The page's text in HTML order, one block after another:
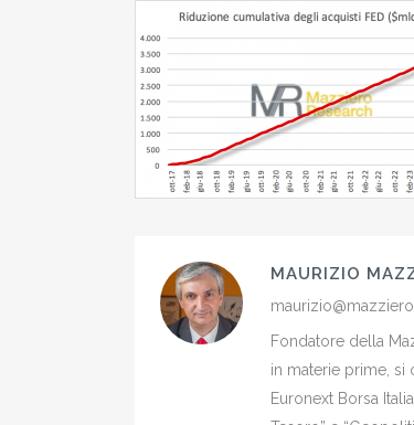
MAURIZIO
Fondatore della
in materie prime, si
Euronext Borsa